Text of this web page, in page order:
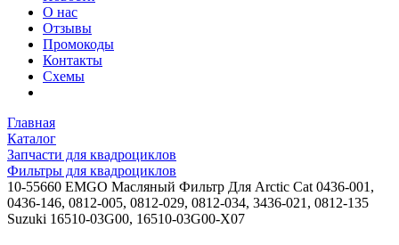
О нас
Отзывы
Промокоды
Контакты
Схемы
Главная
Каталог
Запчасти для квадроциклов
Фильтры для квадроциклов
10-55660 EMGO Масляный Фильтр Для Arctic Cat 0436-001,
0436-146, 0812-005, 0812-029, 0812-034, 3436-021, 0812-135
Suzuki 16510-03G00, 16510-03G00-X07